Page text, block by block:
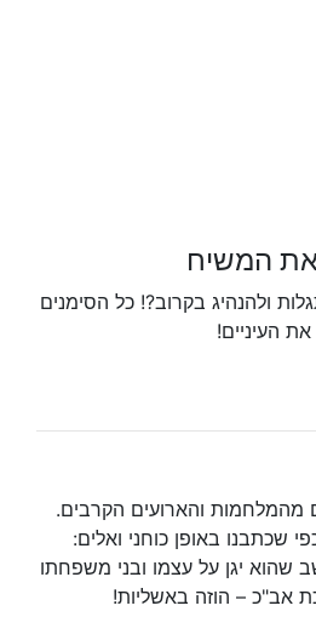
המשיח
ולהנהיג בקרוב?! כל הסימנים
העיניים!
והארועים הקרבים.
שכתבנו באופן כוחני ואלים:
שהוא יגן על עצמו ובני משפחתו
אב"כ – הוזה באשליות!